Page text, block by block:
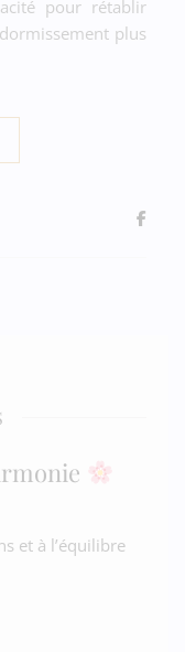
pour rétablir
plus
et à l’équilibre